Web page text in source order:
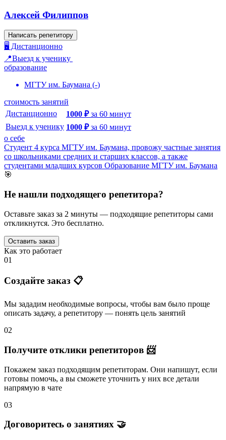
Алексей Филиппов
Написать репетитору
🖥️ Дистанционно
📍Выезд к ученику
образование
МГТУ им. Баумана (-)
стоимость занятий
Дистанционно
1000 ₽ за 60 минут
Выезд к ученику 1000 ₽ за 60 минут
о себе
Студент 4 курса МГТУ им. Баумана, провожу частные занятия
со школьниками средних и старших классов, а также
студентами младших курсов Образование МГТУ им. Баумана
🎯
Не нашли подходящего репетитора?
Оставьте заказ за 2 минуты — подходящие репетиторы сами
откликнутся. Это бесплатно.
Оставить заказ
Как это работает
01
Создайте заказ 📋
Мы зададим необходимые вопросы, чтобы вам было проще
описать задачу, а репетитору — понять цель занятий
02
Получите отклики репетиторов 📨
Покажем заказ подходящим репетиторам. Они напишут, если
готовы помочь, а вы сможете уточнить у них все детали
напрямую в чате
03
Договоритесь о занятиях 🤝